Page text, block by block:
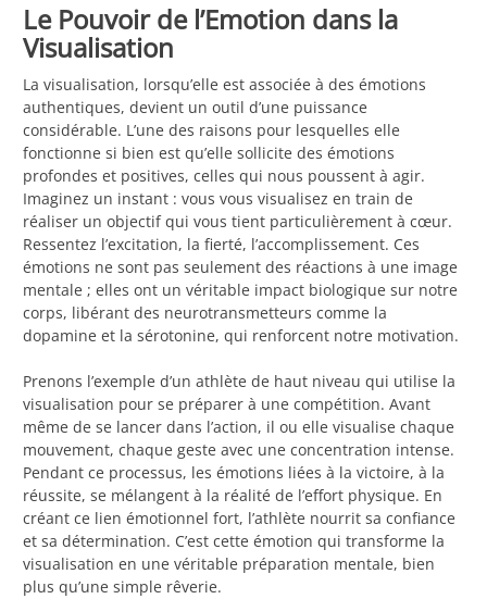
Le Pouvoir de l’Emotion dans la
Visualisation
La visualisation, lorsqu’elle est associée à des émotions
authentiques, devient un outil d’une puissance
considérable. L’une des raisons pour lesquelles elle
fonctionne si bien est qu’elle sollicite des émotions
profondes et positives, celles qui nous poussent à agir.
Imaginez un instant : vous vous visualisez en train de
réaliser un objectif qui vous tient particulièrement à cœur.
Ressentez l’excitation, la fierté, l’accomplissement. Ces
émotions ne sont pas seulement des réactions à une image
mentale ; elles ont un véritable impact biologique sur notre
corps, libérant des neurotransmetteurs comme la
dopamine et la sérotonine, qui renforcent notre motivation.
Prenons l’exemple d’un athlète de haut niveau qui utilise la
visualisation pour se préparer à une compétition. Avant
même de se lancer dans l’action, il ou elle visualise chaque
mouvement, chaque geste avec une concentration intense.
Pendant ce processus, les émotions liées à la victoire, à la
réussite, se mélangent à la réalité de l’effort physique. En
créant ce lien émotionnel fort, l’athlète nourrit sa confiance
et sa détermination. C’est cette émotion qui transforme la
visualisation en une véritable préparation mentale, bien
plus qu’une simple rêverie.